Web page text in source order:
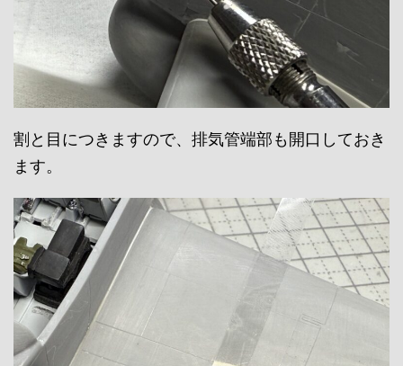
割と目につきますので、排気管端部も開口しておき
ます。